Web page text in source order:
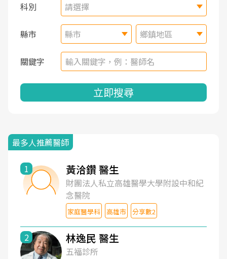
科別 請選擇
縣市 縣市 鄉鎮地區
關鍵字
立即搜尋
最多人推薦醫師
1 黃洽鑽 醫生
財團法人私立高雄醫學大學附設中和紀
念醫院
家庭醫學科 高雄市 分享數2
2 林逸民 醫生
五福診所